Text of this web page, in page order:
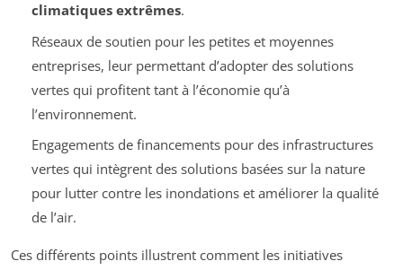
climatiques extrêmes.
Réseaux de soutien pour les petites et moyennes
entreprises, leur permettant d’adopter des solutions
vertes qui profitent tant à l’économie qu’à
l’environnement.
Engagements de financements pour des infrastructures
vertes qui intègrent des solutions basées sur la nature
pour lutter contre les inondations et améliorer la qualité
de l’air.
Ces différents points illustrent comment les initiatives